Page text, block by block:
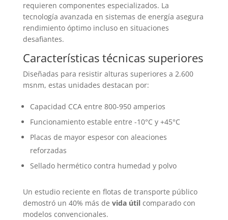
requieren componentes especializados. La
tecnología avanzada en sistemas de energía asegura
rendimiento óptimo incluso en situaciones
desafiantes.
Características técnicas superiores
Diseñadas para resistir alturas superiores a 2.600
msnm, estas unidades destacan por:
Capacidad CCA entre 800-950 amperios
Funcionamiento estable entre -10°C y +45°C
Placas de mayor espesor con aleaciones
reforzadas
Sellado hermético contra humedad y polvo
Un estudio reciente en flotas de transporte público
demostró un 40% más de vida útilcomparado con
modelos convencionales.